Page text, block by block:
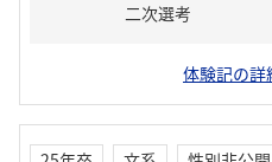
二次選考
体験記の詳